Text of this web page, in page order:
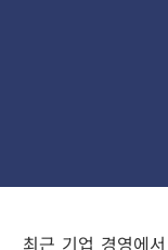
최근 기업 경영에